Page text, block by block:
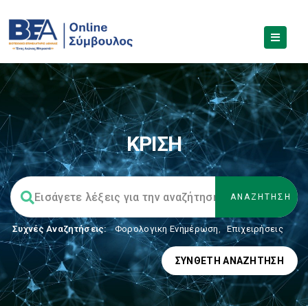
ΚΡΙΣΗ
Συχνές Αναζητήσεις: Φορολογικη Ενημέρωση, Επιχειρήσεις
ΣΎΝΘΕΤΗ ΑΝΑΖΉΤΗΣΗ